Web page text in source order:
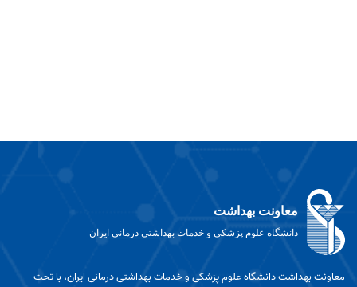
معاونت بهداشت
دانشگاه علوم پزشکی و خدمات بهداشتی درمانی ایران
معاونت بهداشت دانشگاه علوم پزشکی و خدمات بهداشتی درمانی ایران، با تحت